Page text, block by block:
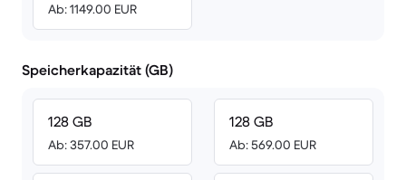
Ab: 1149.00 EUR
Speicherkapazität (GB)
128 GB
Ab: 357.00 EUR
128 GB
Ab: 569.00 EUR